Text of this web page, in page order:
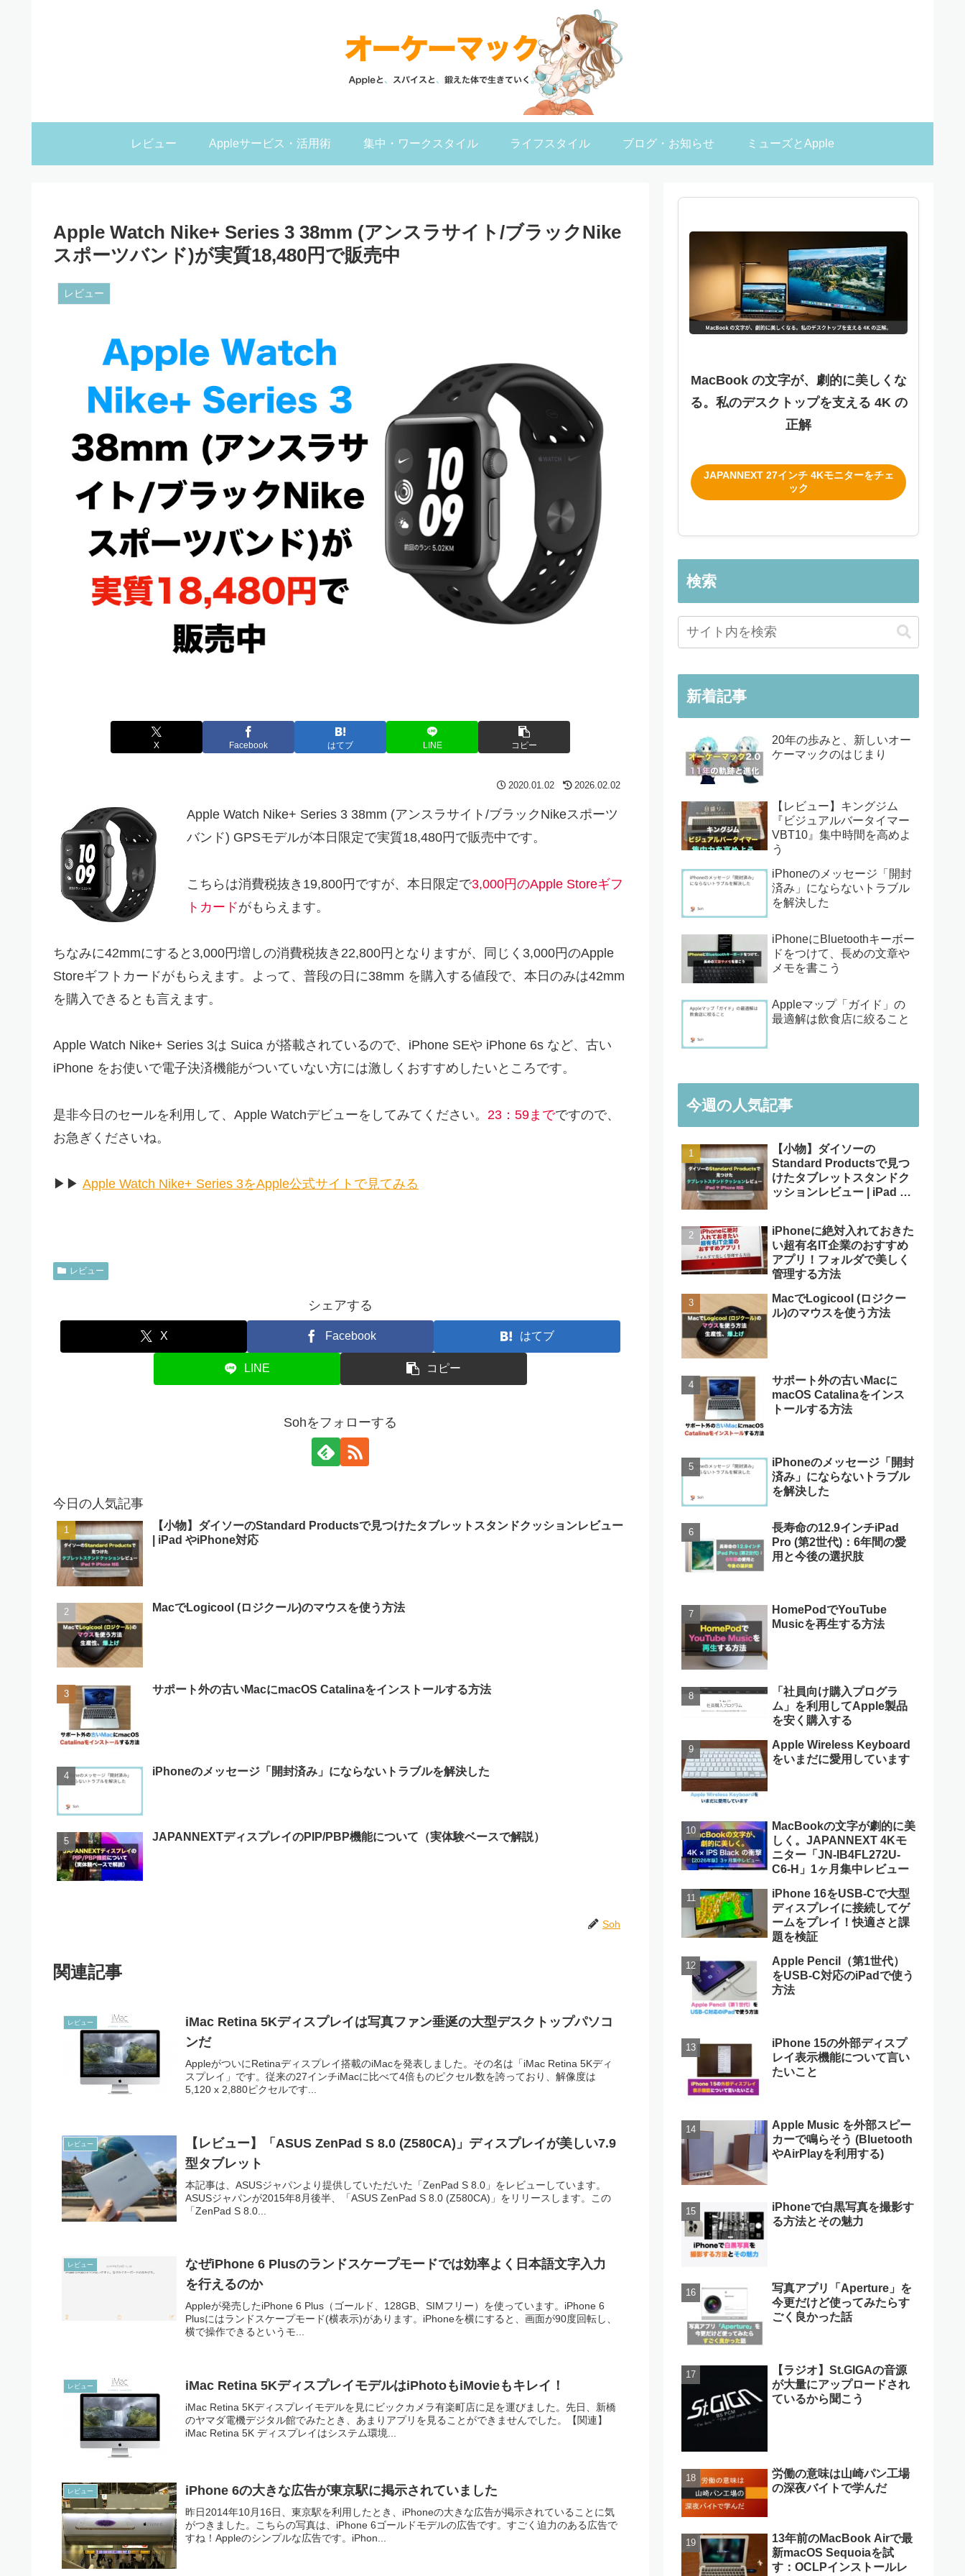
レビュー Appleサービス・活用術 集中・ワークスタイル ライフスタイル ブログ・お知らせ ミューズとApple
Apple Watch Nike+ Series 3 38mm (アンスラサイト/ブラックNike
スポーツバンド)が実質18,480円で販売中
レビュー
X Facebook はてブ LINE コピー
2020.01.02 2026.02.02
Apple Watch Nike+ Series 3 38mm (アンスラサイト/ブラックNikeスポーツ
バンド) GPSモデルが本日限定で実質18,480円で販売中です。
こちらは消費税抜き19,800円ですが、本日限定で3,000円のApple Storeギフ
トカードがもらえます。
ちなみに42mmにすると3,000円増しの消費税抜き22,800円となりますが、同じく3,000円のApple
Storeギフトカードがもらえます。よって、普段の日に38mm を購入する値段で、本日のみは42mm
を購入できるとも言えます。
Apple Watch Nike+ Series 3は Suica が搭載されているので、iPhone SEや iPhone 6s など、古い
iPhone をお使いで電子決済機能がついていない方には激しくおすすめしたいところです。
是非今日のセールを利用して、Apple Watchデビューをしてみてください。 23：59までですので、
お急ぎくださいね。
▶︎▶︎ Apple Watch Nike+ Series 3をApple公式サイトで見てみる
レビュー
シェアする
X Facebook はてブ
LINE コピー
Sohをフォローする
今日の人気記事
【小物】ダイソーのStandard Productsで見つけたタブレットスタンドクッションレビュー
| iPad やiPhone対応
MacでLogicool (ロジクール)のマウスを使う方法
サポート外の古いMacにmacOS Catalinaをインストールする方法
iPhoneのメッセージ「開封済み」にならないトラブルを解決した
JAPANNEXTディスプレイのPIP/PBP機能について（実体験ベースで解説）
Soh
関連記事
レビュー
iMac Retina 5Kディスプレイ‎は写真ファン垂涎の大型デスクトップパソコ
ンだ
AppleがついにRetinaディスプレイ搭載のiMacを発表しました。その名は「iMac Retina 5Kディ
スプレイ」です。従来の27インチiMacに比べて4倍ものピクセル数を誇っており、解像度は
5,120 x 2,880ピクセルです...
レビュー
【レビュー】「ASUS ZenPad S 8.0 (Z580CA)」ディスプレイが美しい7.9
型タブレット
本記事は、ASUSジャパンより提供していただいた「ZenPad S 8.0」をレビューしています。
ASUSジャパンが2015年8月後半、「ASUS ZenPad S 8.0 (Z580CA)」をリリースします。この
「ZenPad S 8.0...
レビュー
なぜiPhone 6 Plusのランドスケープモードでは効率よく日本語文字入力
を行えるのか
Appleが発売したiPhone 6 Plus（ゴールド、128GB、SIMフリー）を使っています。iPhone 6
Plusにはランドスケープモード(横表示)があります。iPhoneを横にすると、画面が90度回転し、
横で操作できるというモ...
レビュー iMac Retina 5KディスプレイモデルはiPhotoもiMovieもキレイ！
iMac Retina 5Kディスプレイモデルを見にビックカメラ有楽町店に足を運びました。先日、新橋
のヤマダ電機デジタル館でみたとき、あまりアプリを見ることができませんでした。【関連】
iMac Retina 5K ディスプレイはシステム環境...
レビュー iPhone 6の大きな広告が東京駅に掲示されていました
昨日2014年10月16日、東京駅を利用したとき、iPhoneの大きな広告が掲示されていることに気
がつきました。こちらの写真は、iPhone 6ゴールドモデルの広告です。すごく迫力のある広告で
すね！Appleのシンプルな広告です。iPhon...
MacBook の文字が、劇的に美しくな
る。私のデスクトップを支える 4K の
正解
JAPANNEXT 27インチ 4Kモニターをチェ
ック
検索
新着記事
20年の歩みと、新しいオー
ケーマックのはじまり
【レビュー】キングジム
『ビジュアルバータイマー
VBT10』集中時間を高めよ
う
iPhoneのメッセージ「開封
済み」にならないトラブル
を解決した
iPhoneにBluetoothキーボー
ドをつけて、長めの文章や
メモを書こう
Appleマップ「ガイド」の
最適解は飲食店に絞ること
今週の人気記事
【小物】ダイソーの
Standard Productsで見つ
けたタブレットスタンドク
ッションレビュー | iPad や
iPhoneに絶対入れておきた
い超有名IT企業のおすすめ
アプリ！フォルダで美しく
管理する方法
MacでLogicool (ロジクー
ル)のマウスを使う方法
サポート外の古いMacに
macOS Catalinaをインス
トールする方法
iPhoneのメッセージ「開封
済み」にならないトラブル
を解決した
長寿命の12.9インチiPad
Pro (第2世代)：6年間の愛
用と今後の選択肢
HomePodでYouTube
Musicを再生する方法
「社員向け購入プログラ
ム」を利用してApple製品
を安く購入する
Apple Wireless Keyboard
をいまだに愛用しています
MacBookの文字が劇的に美
しく。JAPANNEXT 4Kモ
ニター「JN-IB4FL272U-
C6-H」1ヶ月集中レビュー
iPhone 16をUSB-Cで大型
ディスプレイに接続してゲ
ームをプレイ！快適さと課
題を検証
Apple Pencil（第1世代）
をUSB-C対応のiPadで使う
方法
iPhone 15の外部ディスプ
レイ表示機能について言い
たいこと
Apple Music を外部スピー
カーで鳴らそう (Bluetooth
やAirPlayを利用する)
iPhoneで白黒写真を撮影す
る方法とその魅力
写真アプリ「Aperture」を
今更だけど使ってみたらす
ごく良かった話
【ラジオ】St.GIGAの音源
が大量にアップロードされ
ているから聞こう
労働の意味は山崎パン工場
の深夜バイトで学んだ
13年前のMacBook Airで最
新macOS Sequoiaを試
す：OCLPインストールレ